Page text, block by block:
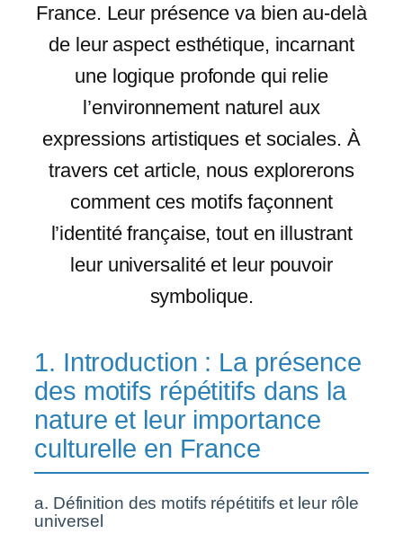
France. Leur présence va bien au-delà
de leur aspect esthétique, incarnant
une logique profonde qui relie
l’environnement naturel aux
expressions artistiques et sociales. À
travers cet article, nous explorerons
comment ces motifs façonnent
l’identité française, tout en illustrant
leur universalité et leur pouvoir
symbolique.
1. Introduction : La présence
des motifs répétitifs dans la
nature et leur importance
culturelle en France
a. Définition des motifs répétitifs et leur rôle
universel